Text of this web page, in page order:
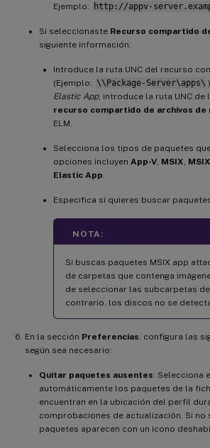
Ejemplo:
http://appv-
Si seleccionaste Recurso compartido
siguiente información:
Introduce la ruta UNC del recurso
(Ejemplo: \\Package-Server\apps\
Elastic App, introduce la ruta UNC de
recurso compartido de archivos
ELM.
Selecciona los tipos de paquetes
opciones incluyen App-V MSIX
Elastic App
Especifica si quieres buscar
NOTA:
Si buscas paquetes MSIX app
de carpetas que contenga
de seleccionar las subcarpetas de
contrario, los discos no se
En la sección Preferencias , configura las
según sea necesario:
Quitar paquetes ausentes: Selecciona
automáticamente los paquetes de la
encuentran en la ubicación del perfil
comprobaciones de actualización. Si no
paquetes aparecen con un icono